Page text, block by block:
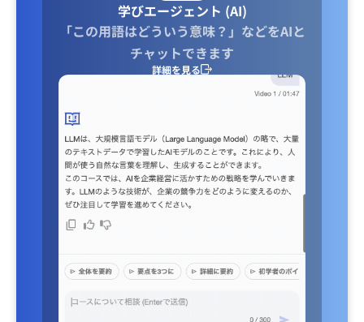
学びエージェント (AI)
「この用語はどういう意味？」などをAIと
チャットできます
詳細を見る